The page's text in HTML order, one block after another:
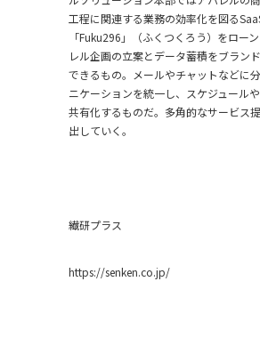
工程に関連する業務の効率化を図る
「Fuku296」（ふくつくろう）をロー
レル企画の立案とデータ蓄積をブラン
できるもの。メールやチャットなどに
ニケーションを統一し、スケジュール
共有化するものだ。多角的なサービス
出していく。
繊研プラス
https://senken.co.jp/